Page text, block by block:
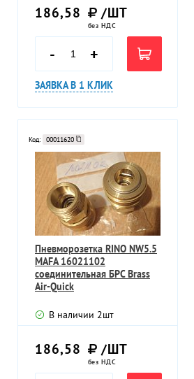
186,58 /ШТ
без НДС
- +
ЗАЯВКА В 1 КЛИК
Код: 00011620
Пневморозетка RINO NW5.5
MAFA 16021102
соединительная БРС Brass
Air-Quick
В наличии 2шт
186,58 /ШТ
без НДС